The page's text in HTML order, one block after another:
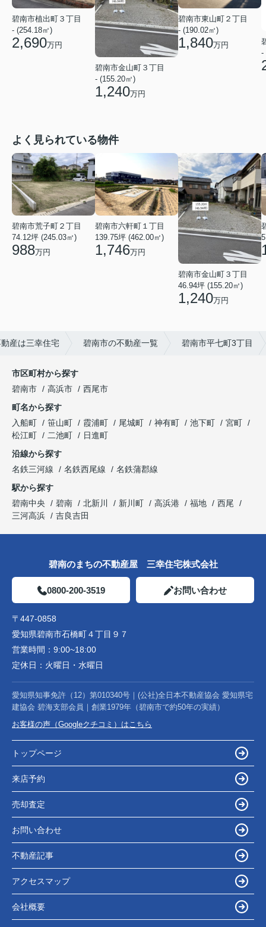
碧南市植出町３丁目
- (254.18㎡)
2,690万円
碧南市金山町３丁目
- (155.20㎡)
1,240万円
碧南市東山町２丁目
- (190.02㎡)
1,840万円
-
よく見られている物件
碧南市荒子町２丁目
74.12坪 (245.03㎡)
988万円
碧南市六軒町１丁目
139.75坪 (462.00㎡)
1,746万円
碧南市金山町３丁目
46.94坪 (155.20㎡)
1,240万円
産は三幸住宅 碧南市の不動産一覧 碧南市平七町3丁目
市区町村から探す
碧南市
高浜市
西尾市
町名から探す
入船町
笹山町 霞浦町 尾城町 神有町 池下町
宮町
松江町
二池町
日進町
沿線から探す
名鉄三河線
名鉄西尾線
名鉄蒲郡線
駅から探す
碧南中央
碧南 北新川 新川町 高浜港 福地
西尾
三河高浜
吉良吉田
碧南のまちの不動産屋 三幸住宅株式会社
0800-200-3519 お問い合わせ
〒447-0858
愛知県碧南市石橋町４丁目９７
営業時間： 9:00~18:00
定休日： 火曜日・水曜日
愛知県知事免許（12）第010340号｜(公社)全日本不動産協会 愛知県宅
建協会 碧海支部会員｜創業1979年（碧南市で約50年の実績）
お客様の声（Googleクチコミ）はこちら
トップページ
来店予約
売却査定
お問い合わせ
不動産記事
アクセスマップ
会社概要